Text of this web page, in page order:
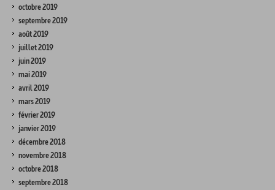
octobre 2019
septembre 2019
août 2019
juillet 2019
juin 2019
mai 2019
avril 2019
mars 2019
février 2019
janvier 2019
décembre 2018
novembre 2018
octobre 2018
septembre 2018